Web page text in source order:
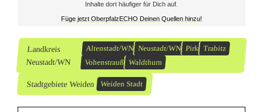
Inhalte dort häufiger für Dich auf.
Füge jetzt OberpfalzECHO Deinen Quellen hinzu!
Landkreis
Neustadt/WN
Altenstadt/WN Neustadt/WN Pirk Trabitz
Vohenstrauß Waldthurn
Stadtgebiete Weiden Weiden Stadt